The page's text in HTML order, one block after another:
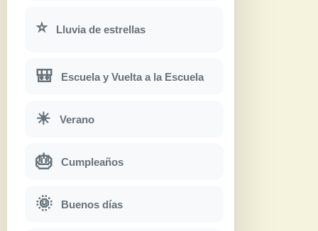
⭐ Lluvia de estrellas
🎒 Escuela y Vuelta a la Escuela
☀ Verano
🎂 Cumpleaños
🌞 Buenos días